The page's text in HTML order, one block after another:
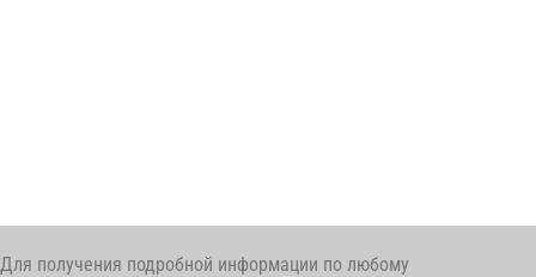
Для получения подробной информации по любому